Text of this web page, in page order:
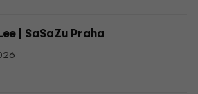
| SaSaZu Praha